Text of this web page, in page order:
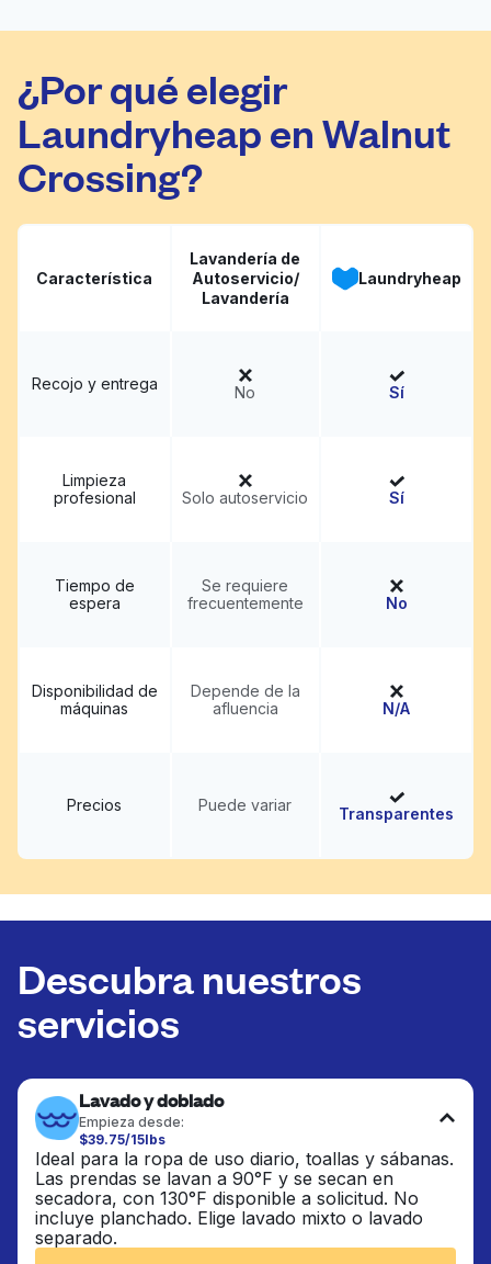
¿Por qué elegir
Laundryheap en Walnut
Crossing?
Característica
Lavandería de
Autoservicio/
Lavandería
Laundryheap
Recojo y entrega No Sí
Limpieza
profesional
Solo autoservicio Sí
Tiempo de
espera
Se requiere
frecuentemente
No
Disponibilidad de
máquinas
Depende de la
afluencia
N/A
Precios Puede variar Transparentes
Descubra nuestros
servicios
Lavado y doblado
Empieza desde:
$39.75/15lbs
Ideal para la ropa de uso diario, toallas y sábanas.
Las prendas se lavan a 90°F y se secan en
secadora, con 130°F disponible a solicitud. No
incluye planchado. Elige lavado mixto o lavado
separado.